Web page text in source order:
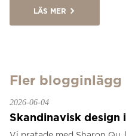
LÄS MER
Fler blogginlägg
2026-06-04
Skandinavisk design